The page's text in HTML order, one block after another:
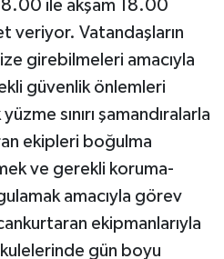
ile akşam 18.00
veriyor. Vatandaşların
girebilmeleri amacıyla
güvenlik önlemleri
sınırı şamandıralarla
ekipleri boğulma
ve gerekli koruma-
amacıyla görev
ekipmanlarıyla
gün boyu